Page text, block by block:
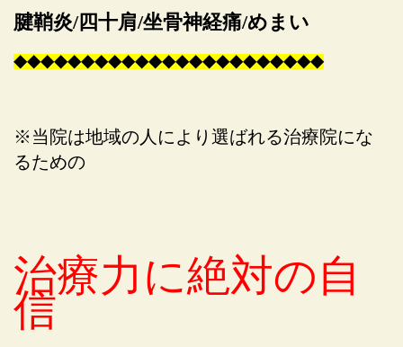
腱鞘炎/四十肩/坐骨神経痛/めまい
◆◆◆◆◆◆◆◆◆◆◆◆◆◆◆◆◆◆◆◆◆◆◆
※当院は地域の人により選ばれる治療院にな
るための
治療力に絶対の自
信